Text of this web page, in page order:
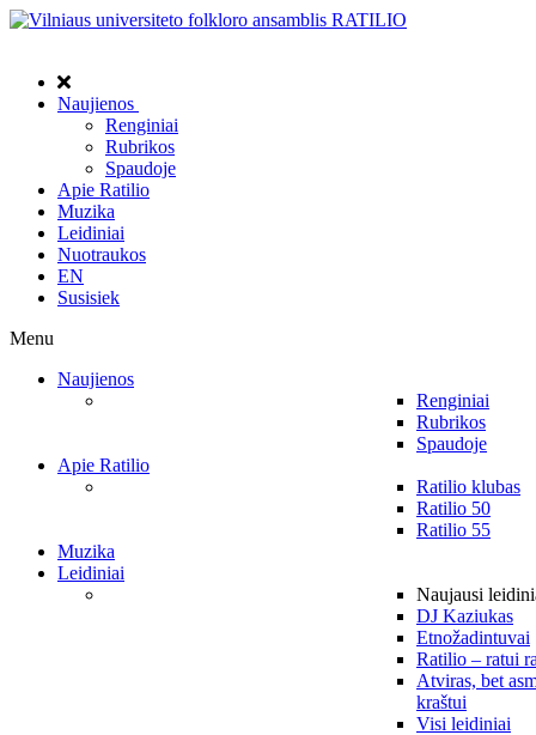
Naujienos
Renginiai
Rubrikos
Spaudoje
Apie Ratilio
Muzika
Leidiniai
Nuotraukos
EN
Susisiek
Menu
Naujienos
Renginiai
Rubrikos
Spaudoje
Apie Ratilio
Ratilio klubas
Ratilio 50
Ratilio 55
Muzika
Leidiniai
Naujausi
DJ Kaziukas
Etnožadintuvai
Ratilio – ratui
Atviras, bet
kraštui
Visi leidiniai